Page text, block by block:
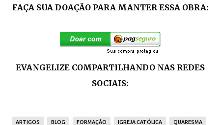
FAÇA SUA DOAÇÃO PARA MANTER ESSA OBRA:
EVANGELIZE COMPARTILHANDO NAS REDES
SOCIAIS:
ARTIGOS BLOG FORMAÇÃO IGREJA CATÓLICA QUARESMA